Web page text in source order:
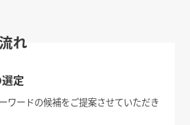
れ
定
ワードの候補をご提案させていただき